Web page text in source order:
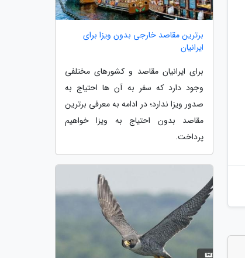
برترین مقاصد خارجی بدون ویزا برای
ایرانیان
برای ایرانیان مقاصد و کشورهای مختلفی
وجود دارد که سفر به آن ها احتیاج به
صدور ویزا ندارد؛ در ادامه به معرفی برترین
مقاصد بدون احتیاج به ویزا خواهیم
پرداخت.